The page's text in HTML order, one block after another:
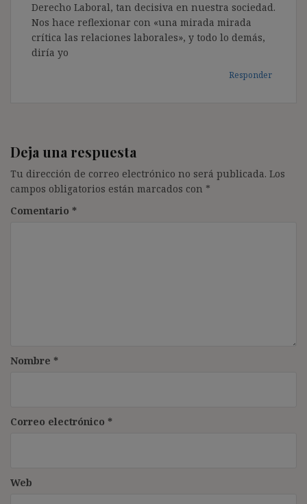
Derecho Laboral, tan decisiva en nuestra sociedad.
Nos hace reflexionar con «una mirada mirada
crítica las relaciones laborales», y todo lo demás,
diría yo
Responder
Deja una respuesta
Tu dirección de correo electrónico no será publicada. Los
campos obligatorios están marcados con *
Comentario *
Nombre *
Correo electrónico *
Web